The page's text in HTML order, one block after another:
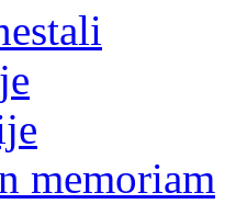
memoriam